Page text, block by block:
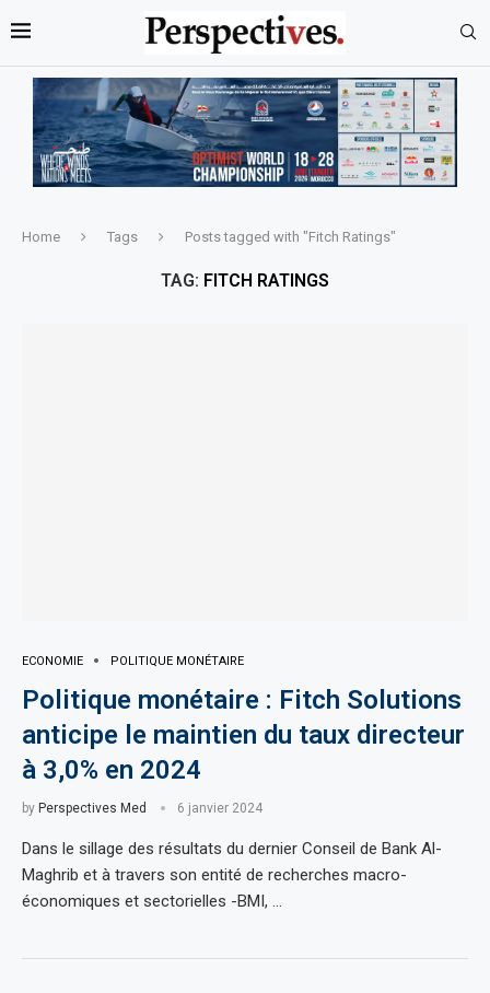
Home Tags Posts tagged with "Fitch Ratings"
TAG: FITCH RATINGS
ECONOMIE POLITIQUE MONÉTAIRE
Politique monétaire : Fitch Solutions
anticipe le maintien du taux directeur
à 3,0% en 2024
by Perspectives Med 6 janvier 2024
Dans le sillage des résultats du dernier Conseil de Bank Al-
Maghrib et à travers son entité de recherches macro-
économiques et sectorielles -BMI, …